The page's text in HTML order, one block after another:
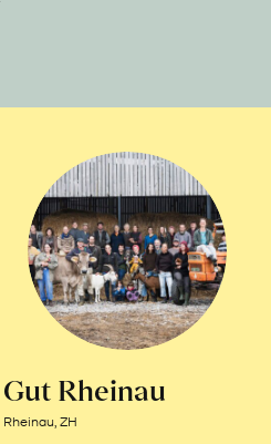
Gut Rheinau
Rheinau, ZH